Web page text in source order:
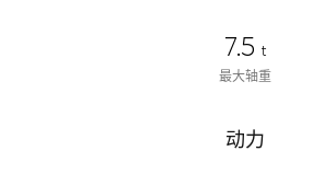
7.5 t
最大轴重
动力